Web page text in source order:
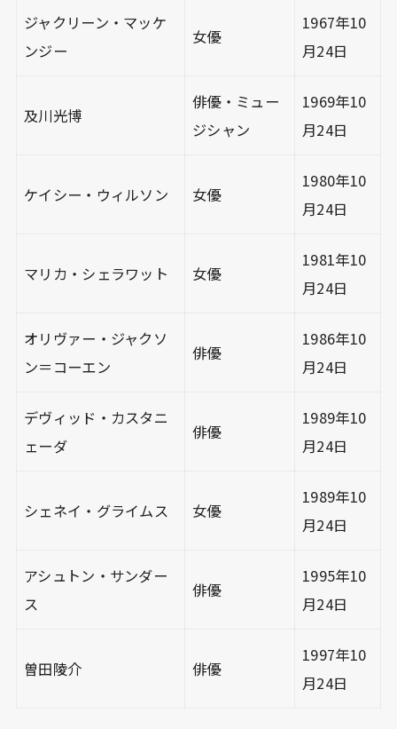
ジャクリーン・マッケ
ンジー
女優
1967年10
月24日
及川光博
俳優・ミュー
ジシャン
1969年10
月24日
ケイシー・ウィルソン 女優
1980年10
月24日
マリカ・シェラワット 女優
1981年10
月24日
オリヴァー・ジャクソ
ン＝コーエン
俳優
1986年10
月24日
デヴィッド・カスタニ
ェーダ
俳優
1989年10
月24日
シェネイ・グライムス 女優
1989年10
月24日
アシュトン・サンダー
ス
俳優
1995年10
月24日
曽田陵介 俳優
1997年10
月24日